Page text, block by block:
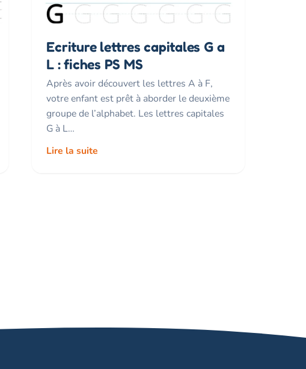
Ecriture lettres capitales G a
L : fiches PS MS
Après avoir découvert les lettres A à F,
votre enfant est prêt à aborder le deuxième
groupe de l’alphabet. Les lettres capitales
G à L…
Lire la suite